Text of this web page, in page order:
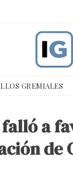
GREMIALES
a
de